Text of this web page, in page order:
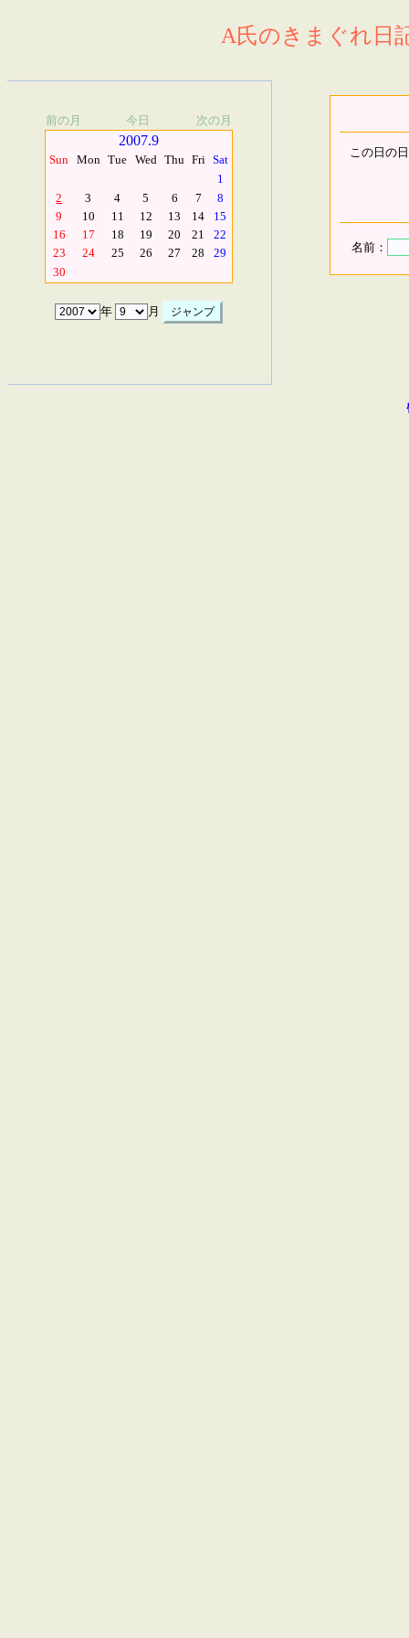
A氏のきまぐれ日
前の月 今日 次の月
2007.9
Sun Mon Tue Wed Thu Fri Sat
1
2
3 4 5 6 7
8
9
10 11 12 13 14
15
16
17 18 19 20 21
22
23
24 25 26 27 28
29
30
年 月
この日の
名前：